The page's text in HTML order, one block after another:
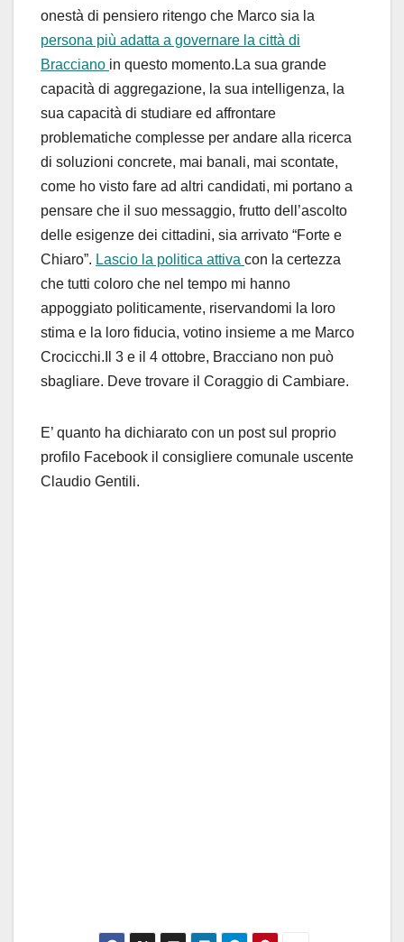
onestà di pensiero ritengo che Marco sia la
persona più adatta a governare la città di
Bracciano in questo momento.La sua grande
capacità di aggregazione, la sua intelligenza, la
sua capacità di studiare ed affrontare
problematiche complesse per andare alla ricerca
di soluzioni concrete, mai banali, mai scontate,
come ho visto fare ad altri candidati, mi portano a
pensare che il suo messaggio, frutto dell’ascolto
delle esigenze dei cittadini, sia arrivato “Forte e
Chiaro”. Lascio la politica attiva con la certezza
che tutti coloro che nel tempo mi hanno
appoggiato politicamente, riservandomi la loro
stima e la loro fiducia, votino insieme a me Marco
Crocicchi.Il 3 e il 4 ottobre, Bracciano non può
sbagliare. Deve trovare il Coraggio di Cambiare.
E’ quanto ha dichiarato con un post sul proprio
profilo Facebook il consigliere comunale uscente
Claudio Gentili.